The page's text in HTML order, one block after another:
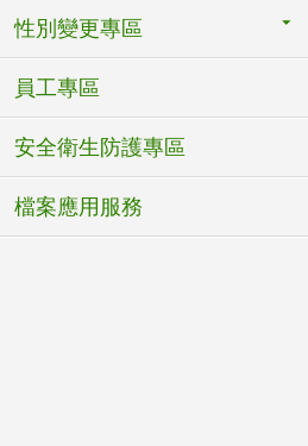
性別變更專區
員工專區
安全衛生防護專區
檔案應用服務